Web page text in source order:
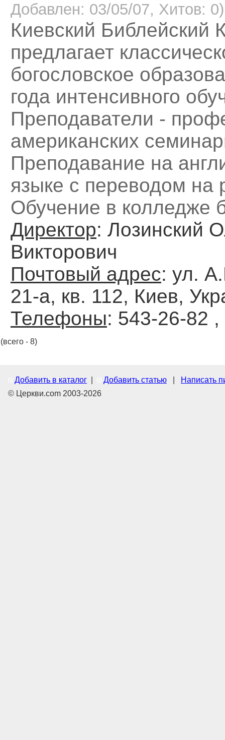
Добавлен: 03/05/07, Хитов: 0)
Киевский Библейский
предлагает
богословское
года интенсивного
Преподаватели -
американских
Преподавание на
языке с переводом на
Обучение в колледже
Директор: Лозинский
Викторович
Почтовый адрес: ул.
21-а, кв. 112, Киев,
Телефоны: 543-26-82
(всего - 8)
Добавить в каталог Добавить статью
Написать
© Церкви.com 2003-2026